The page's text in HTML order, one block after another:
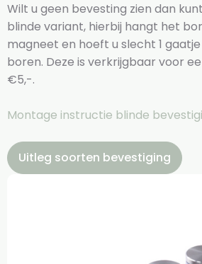
Wilt u geen bevesting zien dan
blinde variant, hierbij hangt het
magneet en hoeft u slecht 1
boren. Deze is verkrijgbaar voor
€5,-.
Montage instructie blinde
Uitleg soorten bevestiging